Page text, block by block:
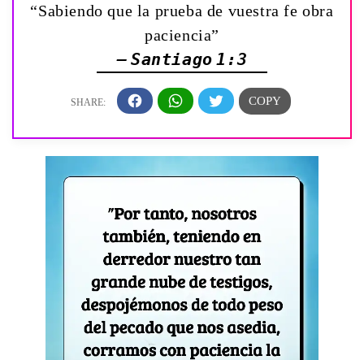
“Sabiendo que la prueba de vuestra fe obra
paciencia”
— Santiago 1:3